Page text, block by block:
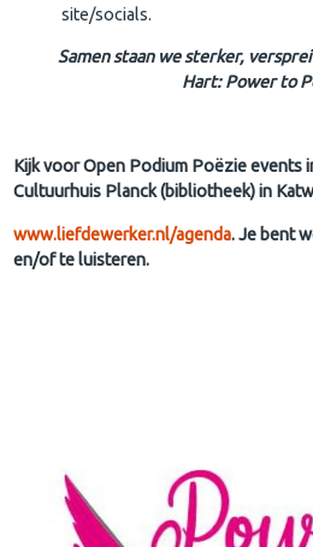
site/socials.
Samen staan we sterker,
Hart: Power to
Kijk voor Open Podium Poëzie events
Cultuurhuis Planck (bibliotheek) in
www.liefdewerker.nl/agenda. Je bent
en/of te luisteren.